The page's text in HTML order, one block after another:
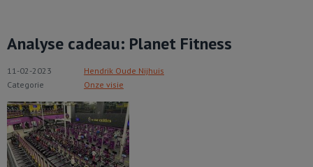
Analyse cadeau: Planet Fitness
11-02-2023
Hendrik Oude Nijhuis
Categorie
Onze visie